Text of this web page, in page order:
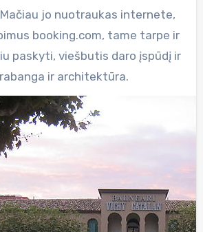
Mačiau jo nuotraukas internete,
booking.com, tame tarpe ir
paskyti, viešbutis daro įspūdį ir
ir architektūra.